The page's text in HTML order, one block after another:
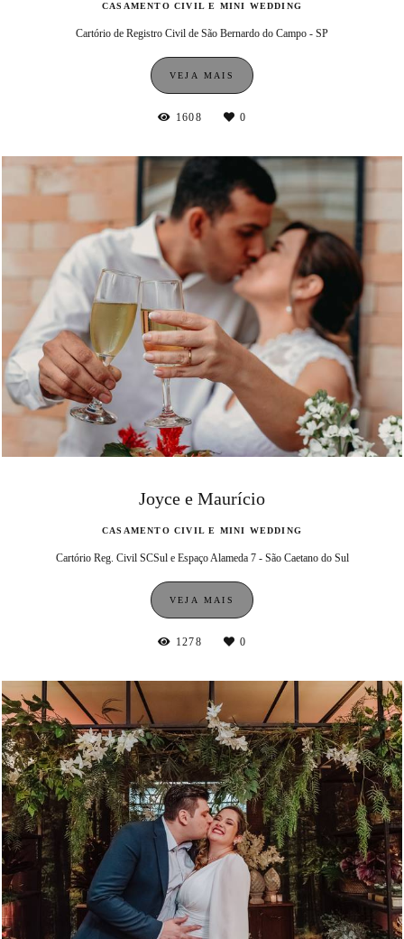
CASAMENTO CIVIL E MINI WEDDING
Cartório de Registro Civil de São Bernardo do Campo - SP
VEJA MAIS
1608 0
Joyce e Maurício
CASAMENTO CIVIL E MINI WEDDING
Cartório Reg. Civil SCSul e Espaço Alameda 7 - São Caetano do Sul
VEJA MAIS
1278 0